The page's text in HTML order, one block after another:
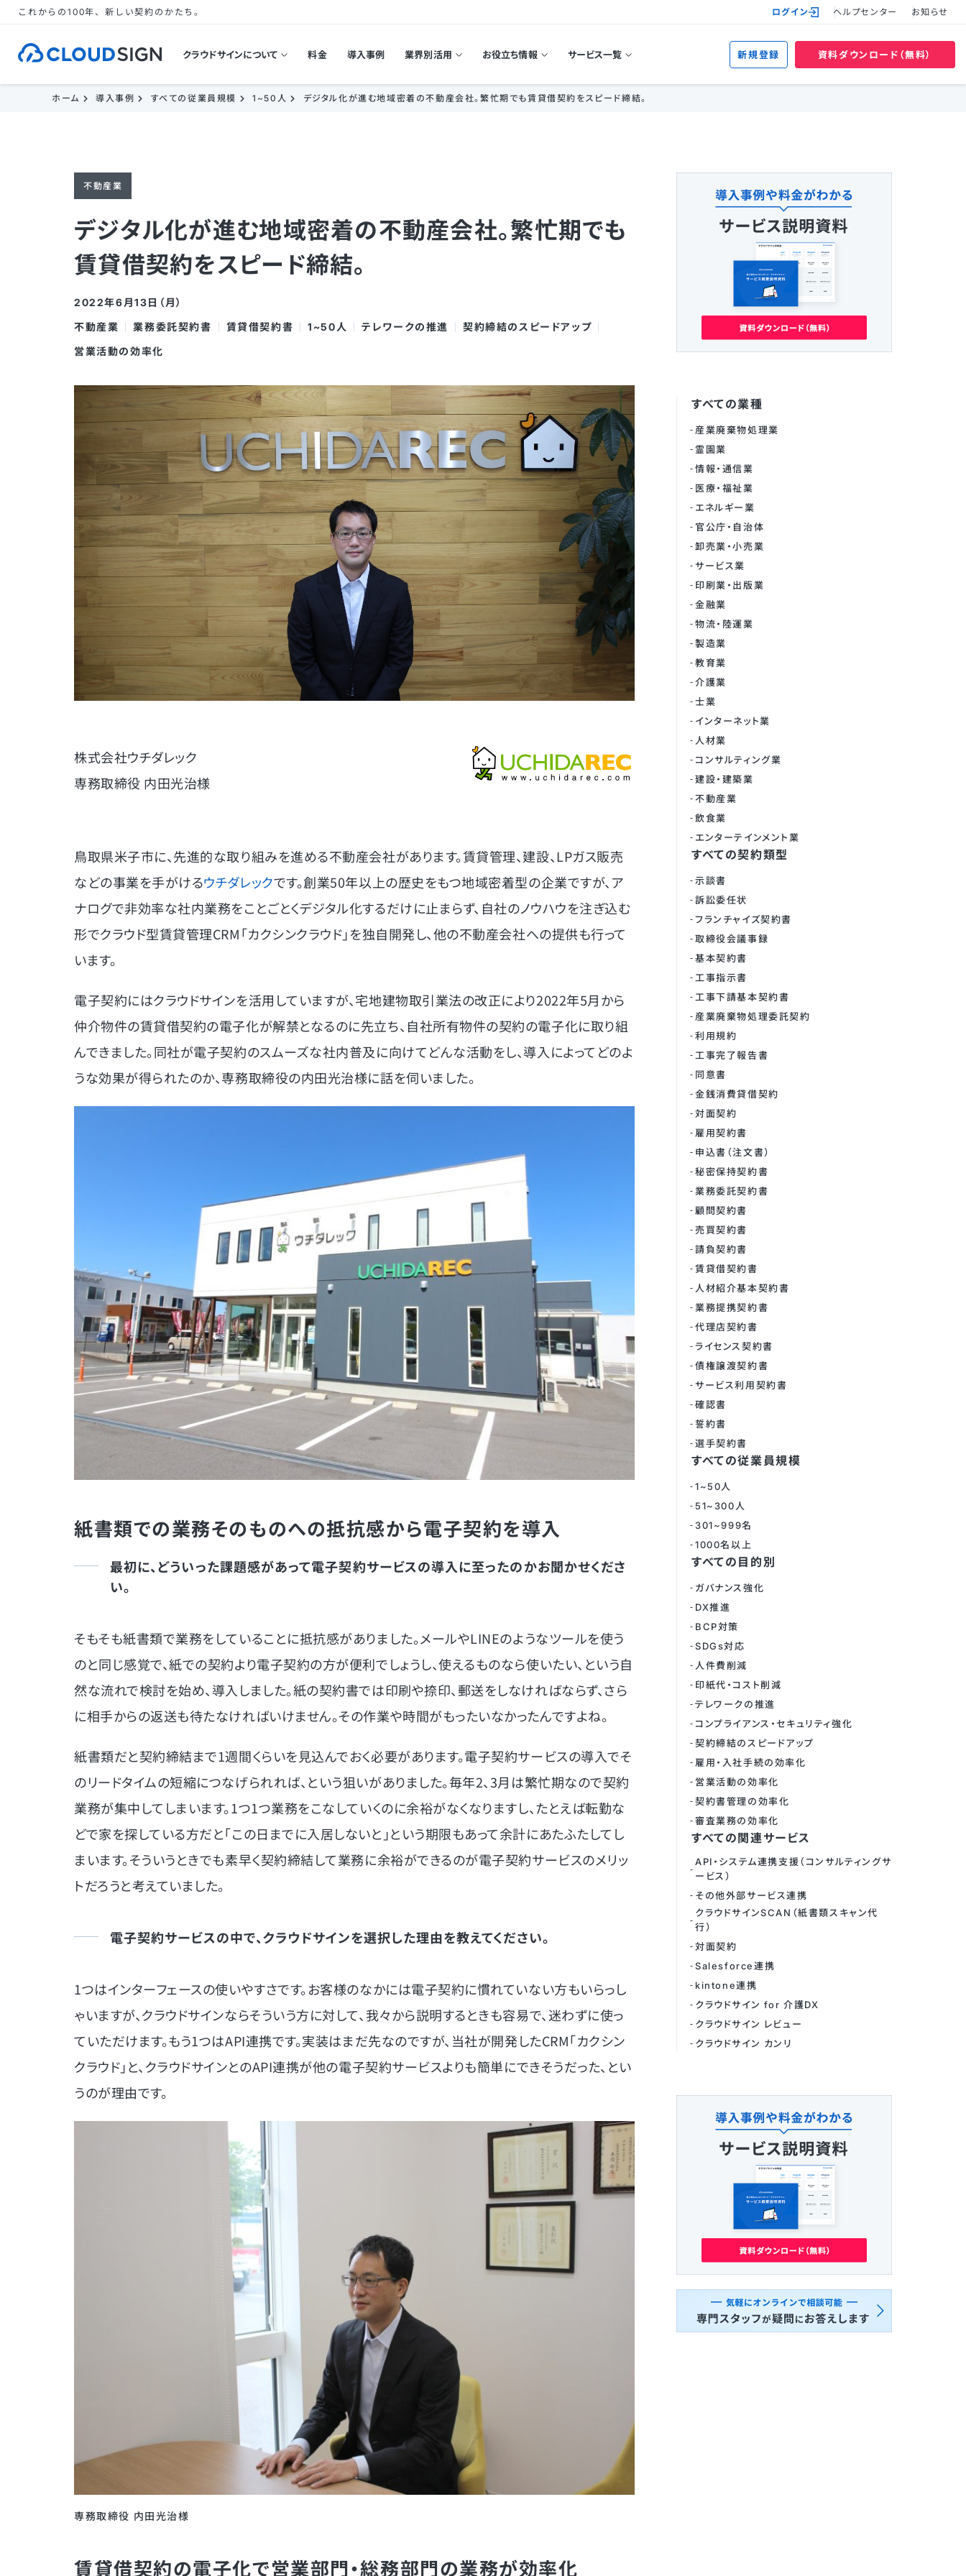
これからの100年、新しい契約のかたち。 ログイン ヘルプセンター お知らせ
クラウドサインについて 料金 導入事例 業界別活用 お役立ち情報 サービス一覧 新規登録 資料ダウンロード（無料）
ホーム 導入事例 すべての従業員規模 1~50人 デジタル化が進む地域密着の不動産会社。繁忙期でも賃貸借契約をスピード締結。
不動産業
デジタル化が進む地域密着の不動産会社。繁忙期でも
賃貸借契約をスピード締結。
2022年6月13日（月）
不動産業
業務委託契約書 賃貸借契約書 1~50人 テレワークの推進
契約締結のスピードアップ
営業活動の効率化
株式会社ウチダレック
専務取締役 内田光治様
鳥取県米子市に、先進的な取り組みを進める不動産会社があります。賃貸管理、建設、LPガス販売
などの事業を手がけるウチダレックです。創業50年以上の歴史をもつ地域密着型の企業ですが、ア
ナログで非効率な社内業務をことごとくデジタル化するだけに止まらず、自社のノウハウを注ぎ込む
形でクラウド型賃貸管理CRM「カクシンクラウド」を独自開発し、他の不動産会社への提供も行って
います。
電子契約にはクラウドサインを活用していますが、宅地建物取引業法の改正により2022年5月から
仲介物件の賃貸借契約の電子化が解禁となるのに先立ち、自社所有物件の契約の電子化に取り組
んできました。同社が電子契約のスムーズな社内普及に向けてどんな活動をし、導入によってどのよ
うな効果が得られたのか、専務取締役の内田光治様に話を伺いました。
紙書類での業務そのものへの抵抗感から電子契約を導入
最初に、どういった課題感があって電子契約サービスの導入に至ったのかお聞かせくださ
い。
そもそも紙書類で業務をしていることに抵抗感がありました。メールやLINEのようなツールを使う
のと同じ感覚で、紙での契約より電子契約の方が便利でしょうし、使えるものなら使いたい、という自
然な流れで検討を始め、導入しました。紙の契約書では印刷や捺印、郵送をしなければならず、さら
に相手からの返送も待たなければいけません。その作業や時間がもったいなかったんですよね。
紙書類だと契約締結まで1週間くらいを見込んでおく必要があります。電子契約サービスの導入でそ
のリードタイムの短縮につなげられれば、という狙いがありました。毎年2、3月は繁忙期なので契約
業務が集中してしまいます。1つ1つ業務をこなしていくのに余裕がなくなりますし、たとえば転勤な
どで家を探している方だと「この日までに入居しないと」という期限もあって余計にあたふたしてし
まいます。そういうときでも素早く契約締結して業務に余裕ができるのが電子契約サービスのメリッ
トだろうと考えていました。
電子契約サービスの中で、クラウドサインを選択した理由を教えてください。
1つはインターフェースの使いやすさです。お客様のなかには電子契約に慣れていない方もいらっし
ゃいますが、クラウドサインならそういう方に対して、我々から説明するときも容易で、迷わずに使っ
ていただけます。もう1つはAPI連携です。実装はまだ先なのですが、当社が開発したCRM「カクシン
クラウド」と、クラウドサインとのAPI連携が他の電子契約サービスよりも簡単にできそうだった、とい
うのが理由です。
専務取締役 内田光治様
賃貸借契約の電子化で営業部門・総務部門の業務が効率化
すべての業種
産業廃棄物処理業
霊園業
情報・通信業
医療・福祉業
エネルギー業
官公庁・自治体
卸売業・小売業
サービス業
印刷業・出版業
金融業
物流・陸運業
製造業
教育業
介護業
士業
インターネット業
人材業
コンサルティング業
建設・建築業
不動産業
飲食業
エンターテインメント業
すべての契約類型
示談書
訴訟委任状
フランチャイズ契約書
取締役会議事録
基本契約書
工事指示書
工事下請基本契約書
産業廃棄物処理委託契約
利用規約
工事完了報告書
同意書
金銭消費貸借契約
対面契約
雇用契約書
申込書（注文書）
秘密保持契約書
業務委託契約書
顧問契約書
売買契約書
請負契約書
賃貸借契約書
人材紹介基本契約書
業務提携契約書
代理店契約書
ライセンス契約書
債権譲渡契約書
サービス利用契約書
確認書
誓約書
選手契約書
すべての従業員規模
1~50人
51~300人
301~999名
1000名以上
すべての目的別
ガバナンス強化
DX推進
BCP対策
SDGs対応
人件費削減
印紙代・コスト削減
テレワークの推進
コンプライアンス・セキュリティ強化
契約締結のスピードアップ
雇用・入社手続の効率化
営業活動の効率化
契約書管理の効率化
審査業務の効率化
すべての関連サービス
API・システム連携支援（コンサルティングサ
ービス）
その他外部サービス連携
クラウドサインSCAN（紙書類スキャン代
行）
対面契約
Salesforce連携
kintone連携
クラウドサイン for 介護DX
クラウドサイン レビュー
クラウドサイン カンリ